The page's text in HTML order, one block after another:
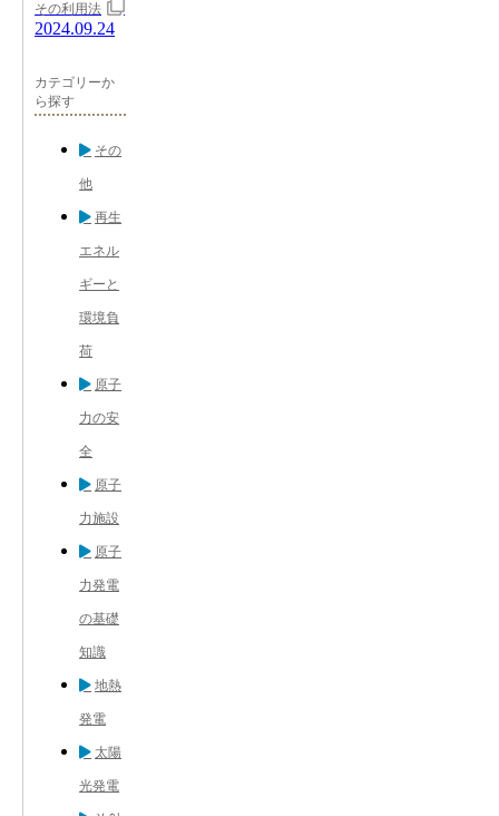
その利用法
2024.09.24
カテゴリーか
ら探す
その
他
再生
エネル
ギーと
環境負
荷
原子
力の安
全
原子
力施設
原子
力発電
の基礎
知識
地熱
発電
太陽
光発電